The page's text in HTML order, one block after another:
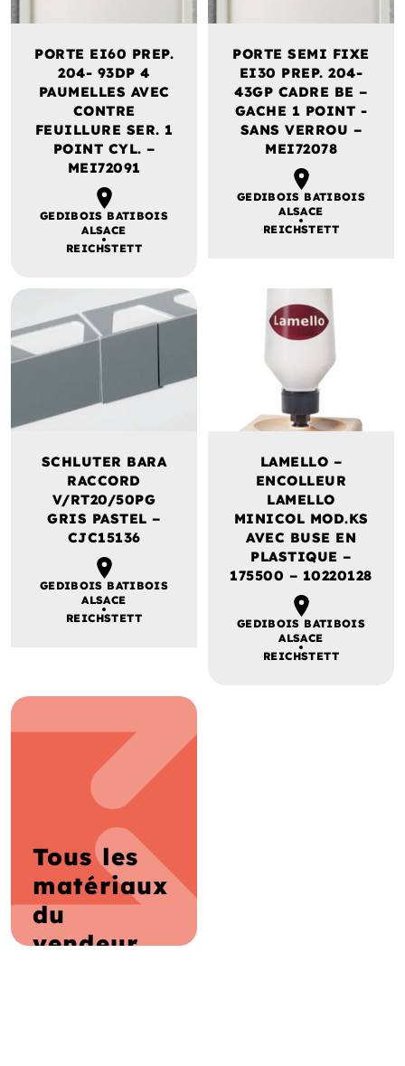
PORTE EI60 PREP.
204- 93DP 4
PAUMELLES AVEC
CONTRE
FEUILLURE SER. 1
POINT CYL. –
MEI72091
GEDIBOIS BATIBOIS
ALSACE
REICHSTETT
PORTE SEMI FIXE
EI30 PREP. 204-
43GP CADRE BE –
GACHE 1 POINT -
SANS VERROU –
MEI72078
GEDIBOIS BATIBOIS
ALSACE
REICHSTETT
SCHLUTER BARA
RACCORD
V/RT20/50PG
GRIS PASTEL –
CJC15136
GEDIBOIS BATIBOIS
ALSACE
REICHSTETT
LAMELLO –
ENCOLLEUR
LAMELLO
MINICOL MOD.KS
AVEC BUSE EN
PLASTIQUE –
175500 – 10220128
GEDIBOIS BATIBOIS
ALSACE
REICHSTETT
Tous les
matériaux
du
vendeur